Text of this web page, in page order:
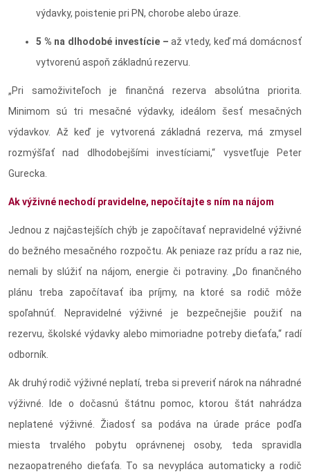
výdavky, poistenie pri PN, chorobe alebo úraze.
5 % na dlhodobé investície –až vtedy, keď má domácnosť
vytvorenú aspoň základnú rezervu.
„Pri samoživiteľoch je finančná rezerva absolútna priorita.
Minimom sú tri mesačné výdavky, ideálom šesť mesačných
výdavkov. Až keď je vytvorená základná rezerva, má zmysel
rozmýšľať nad dlhodobejšími investíciami,“ vysvetľuje Peter
Gurecka.
Ak výživné nechodí pravidelne, nepočítajte s ním na nájom
Jednou z najčastejších chýb je započítavať nepravidelné výživné
do bežného mesačného rozpočtu. Ak peniaze raz prídu a raz nie,
nemali by slúžiť na nájom, energie či potraviny. „Do finančného
plánu treba započítavať iba príjmy, na ktoré sa rodič môže
spoľahnúť. Nepravidelné výživné je bezpečnejšie použiť na
rezervu, školské výdavky alebo mimoriadne potreby dieťaťa,“ radí
odborník.
Ak druhý rodič výživné neplatí, treba si preveriť nárok na náhradné
výživné.
Ide o dočasnú štátnu pomoc, ktorou štát nahrádza
neplatené výživné. Žiadosť sa podáva na úrade práce podľa
miesta trvalého pobytu oprávnenej osoby, teda spravidla
nezaopatreného dieťaťa. To sa nevypláca automaticky a rodič